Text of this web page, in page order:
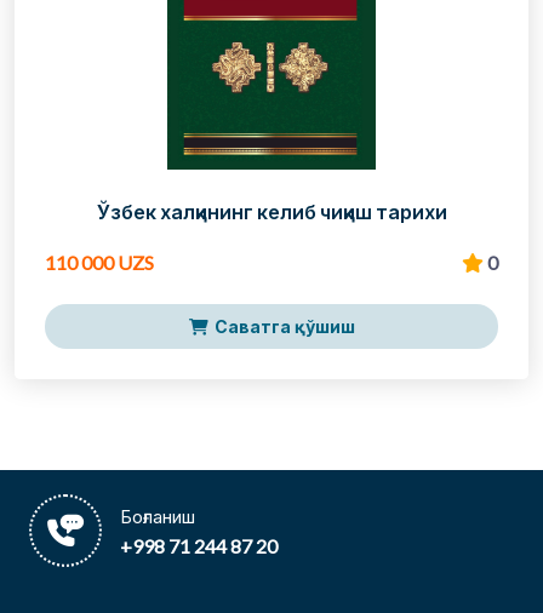
Ўзбек халқининг келиб чиқиш тарихи
110 000 UZS 0
Саватга қўшиш
Боғланиш
+998 71 244 87 20